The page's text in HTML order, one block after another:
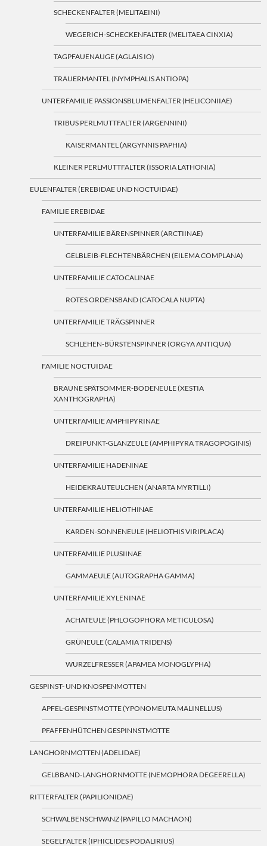
SCHECKENFALTER (MELITAEINI)
WEGERICH-SCHECKENFALTER (MELITAEA CINXIA)
TAGPFAUENAUGE (AGLAIS IO)
TRAUERMANTEL (NYMPHALIS ANTIOPA)
UNTERFAMILIE PASSIONSBLUMENFALTER (HELICONIIAE)
TRIBUS PERLMUTTFALTER (ARGENNINI)
KAISERMANTEL (ARGYNNIS PAPHIA)
KLEINER PERLMUTTFALTER (ISSORIA LATHONIA)
EULENFALTER (EREBIDAE UND NOCTUIDAE)
FAMILIE EREBIDAE
UNTERFAMILIE BÄRENSPINNER (ARCTIINAE)
GELBLEIB-FLECHTENBÄRCHEN (EILEMA COMPLANA)
UNTERFAMILIE CATOCALINAE
ROTES ORDENSBAND (CATOCALA NUPTA)
UNTERFAMILIE TRÄGSPINNER
SCHLEHEN-BÜRSTENSPINNER (ORGYA ANTIQUA)
FAMILIE NOCTUIDAE
BRAUNE SPÄTSOMMER-BODENEULE (XESTIA
XANTHOGRAPHA)
UNTERFAMILIE AMPHIPYRINAE
DREIPUNKT-GLANZEULE (AMPHIPYRA TRAGOPOGINIS)
UNTERFAMILIE HADENINAE
HEIDEKRAUTEULCHEN (ANARTA MYRTILLI)
UNTERFAMILIE HELIOTHINAE
KARDEN-SONNENEULE (HELIOTHIS VIRIPLACA)
UNTERFAMILIE PLUSIINAE
GAMMAEULE (AUTOGRAPHA GAMMA)
UNTERFAMILIE XYLENINAE
ACHATEULE (PHLOGOPHORA METICULOSA)
GRÜNEULE (CALAMIA TRIDENS)
WURZELFRESSER (APAMEA MONOGLYPHA)
GESPINST- UND KNOSPENMOTTEN
APFEL-GESPINSTMOTTE (YPONOMEUTA MALINELLUS)
PFAFFENHÜTCHEN GESPINNSTMOTTE
LANGHORNMOTTEN (ADELIDAE)
GELBBAND-LANGHORNMOTTE (NEMOPHORA DEGEERELLA)
RITTERFALTER (PAPILIONIDAE)
SCHWALBENSCHWANZ (PAPILLO MACHAON)
SEGELFALTER (IPHICLIDES PODALIRIUS)